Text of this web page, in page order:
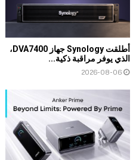
أطلقت Synology جهاز DVA7400،
الذي يوفر مراقبة ذكية...
2026-08-06